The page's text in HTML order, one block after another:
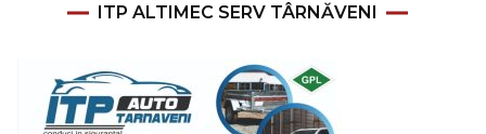
ITP ALTIMEC SERV TÂRNĂVENI